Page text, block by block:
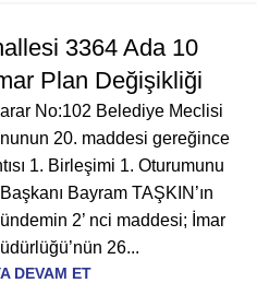
3364 Ada 10
Plan Değişikliği
No:102 Belediye Meclisi
20. maddesi gereğince
1. Birleşimi 1. Oturumunu
Bayram TAŞKIN’ın
2’ nci maddesi; İmar
26...
DEVAM ET